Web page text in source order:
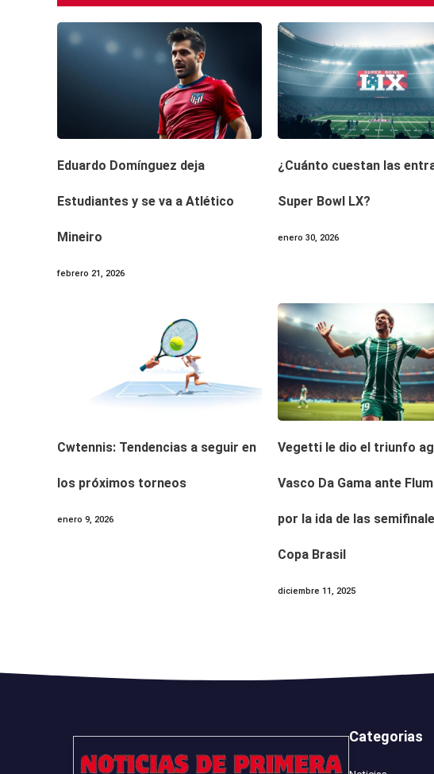
Eduardo Domínguez deja
Estudiantes y se va a Atlético
Mineiro
febrero 21, 2026
¿Cuánto cuestan las
Super Bowl LX?
enero 30, 2026
Cwtennis: Tendencias a seguir en
los próximos torneos
enero 9, 2026
Vegetti le dio el triunfo
Vasco Da Gama ante
por la ida de las
Copa Brasil
diciembre 11, 2025
Categorias